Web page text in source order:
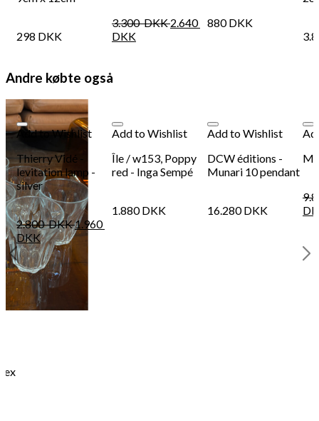
298 DKK
3.300DKK 2.640
DKK
880DKK
Andre købte også
Add to Wishlist
Thierry Vidé -
levitation lamp -
silver
2.800DKK1.960
DKK
Add to Wishlist
Île / w153, Poppy
red - Inga Sempé
1.880DKK
Add to Wishlist
DCW éditions -
Munari 10 pendant
16.280DKK